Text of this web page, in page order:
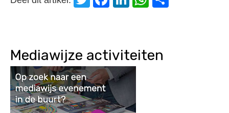
Mediawijze activiteiten